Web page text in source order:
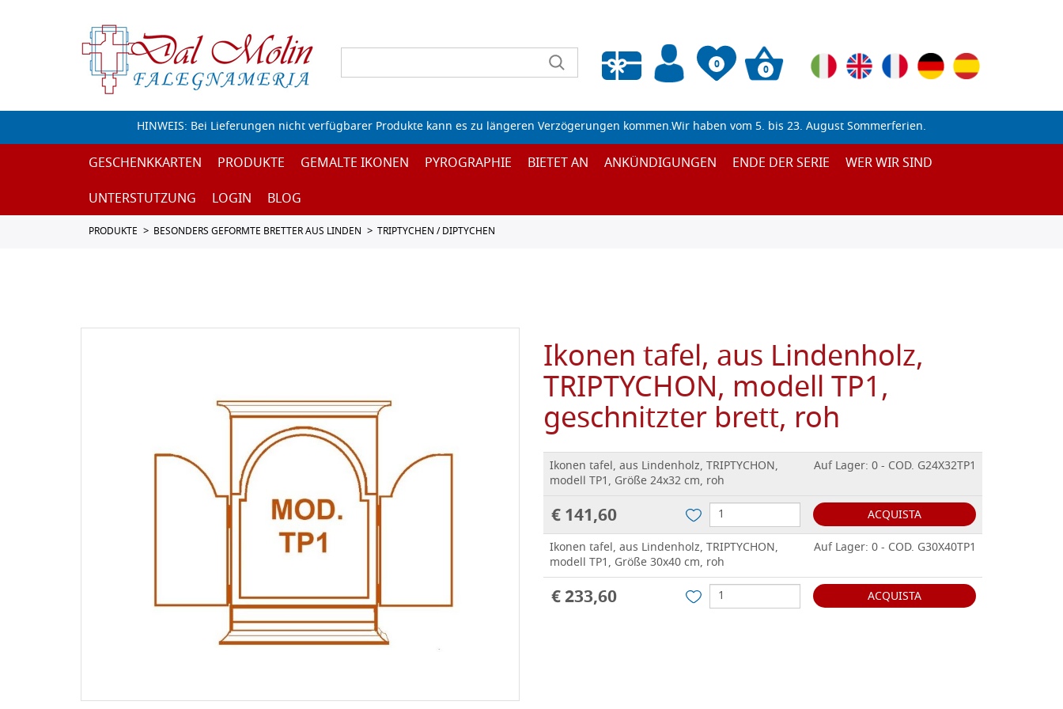
0
Wunschliste leeren
0
HINWEIS: Bei Lieferungen nicht verfügbarer Produkte kann es zu längeren Verzögerungen kommen.Wir haben vom 5. bis 23. August Sommerferien.
GESCHENKKARTEN PRODUKTE GEMALTE IKONEN PYROGRAPHIE BIETET AN ANKÜNDIGUNGEN ENDE DER SERIE
WER WIR SIND
UNTERSTUTZUNG
LOGIN BLOG
PRODUKTE BESONDERS GEFORMTE BRETTER AUS LINDEN TRIPTYCHEN / DIPTYCHEN
Ikonen tafel, aus Lindenholz,
TRIPTYCHON, modell TP1,
geschnitzter brett, roh
Ikonen tafel, aus Lindenholz, TRIPTYCHON,
modell TP1, Größe 24x32 cm, roh
Auf Lager: 0 - COD. G24X32TP1
€ 141,60
ACQUISTA
Ikonen tafel, aus Lindenholz, TRIPTYCHON,
modell TP1, Größe 30x40 cm, roh
Auf Lager: 0 - COD. G30X40TP1
€ 233,60 ACQUISTA